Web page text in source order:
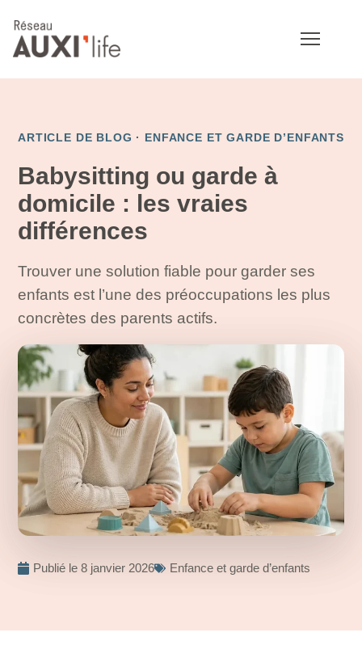
ARTICLE DE BLOG · ENFANCE ET GARDE D’ENFANTS
Babysitting ou garde à
domicile : les vraies
différences
Trouver une solution fiable pour garder ses
enfants est l’une des préoccupations les plus
concrètes des parents actifs.
Publié le 8 janvier 2026 Enfance et garde d’enfants